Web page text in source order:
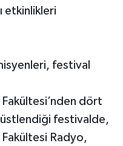
etkinlikleri
festival
dört
festivalde,
Radyo,